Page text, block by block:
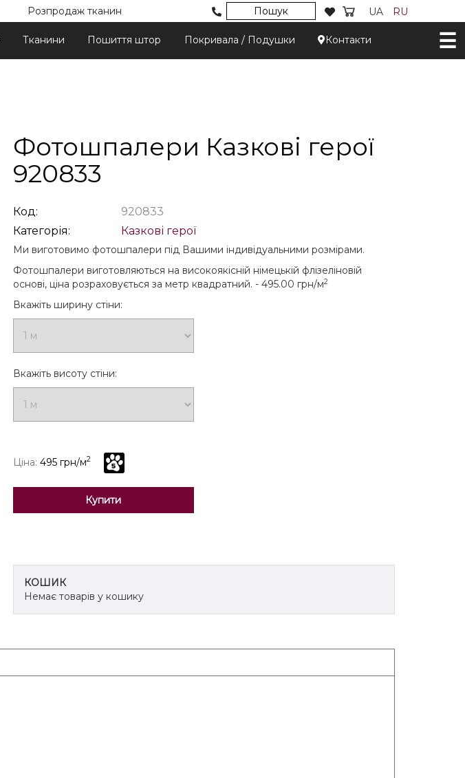
Розпродаж тканин Пошук UA RU
Тканини Пошиття штор Покривала / Подушки Контакти
Фотошпалери Казкові герої
920833
Код:
920833
Категорія:
Казкові герої
Ми виготовимо фотошпалери під Вашими індивідуальними розмірами.
Фотошпалери виготовляються на високоякісній німецькій флізеліновій
основі, ціна розраховується за метр квадратний. - 495.00 грн/м2
Вкажіть ширину стіни:
Вкажіть висоту стіни:
Ціна: 495 грн/м2
Купити
КОШИК
Немає товарів у кошику